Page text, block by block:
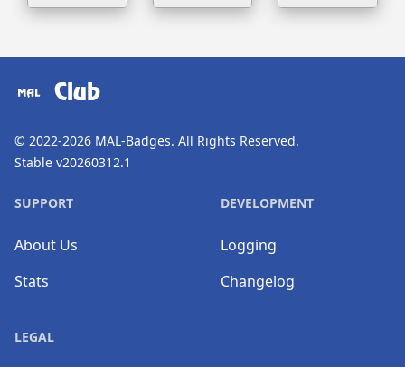
Club
© 2022-2026 MAL-Badges. All Rights Reserved.
Stable v20260312.1
SUPPORT
About Us
Stats
DEVELOPMENT
Logging
Changelog
LEGAL